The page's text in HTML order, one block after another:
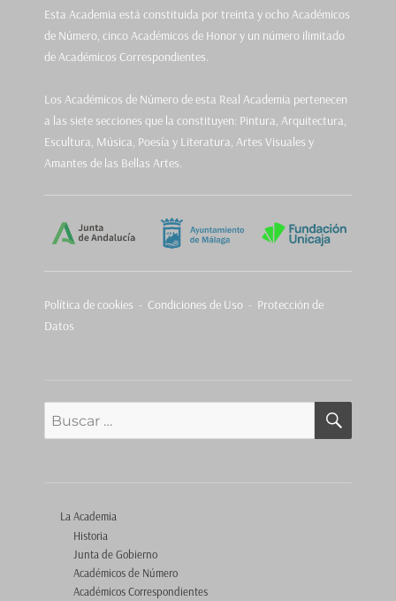
Esta Academia está constituida por treinta y ocho Académicos
de Número, cinco Académicos de Honor y un número ilimitado
de Académicos Correspondientes.
Los Académicos de Número de esta Real Academia pertenecen
a las siete secciones que la constituyen: Pintura, Arquitectura,
Escultura, Música, Poesía y Literatura, Artes Visuales y
Amantes de las Bellas Artes.
Política de cookies - Condiciones de Uso - Protección de
Datos
Buscar
La Academia
Historia
Junta de Gobierno
Académicos de Número
Académicos Correspondientes